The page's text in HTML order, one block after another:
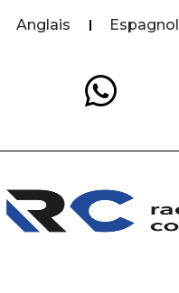
Anglais Espagnol